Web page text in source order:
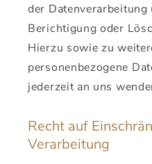
der
Berichtigung oder
Hierzu sowie zu
personenbezogene
jederzeit an uns
Recht auf
Verarbeitung